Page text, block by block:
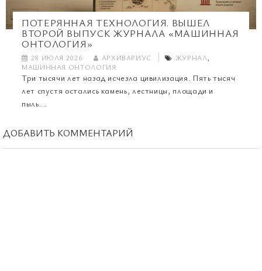
ПОТЕРЯННАЯ ТЕХНОЛОГИЯ. ВЫШЕЛ
ВТОРОЙ ВЫПУСК ЖУРНАЛА «МАШИННАЯ
ОНТОЛОГИЯ»
28 ИЮЛЯ 2026 АРХИВАРИУС ЖУРНАЛ,
МАШИННАЯ ОНТОЛОГИЯ
Три тысячи лет назад исчезла цивилизация. Пять тысяч
лет спустя остались камень, лестницы, площади и
пыль....
ДОБАВИТЬ КОММЕНТАРИЙ